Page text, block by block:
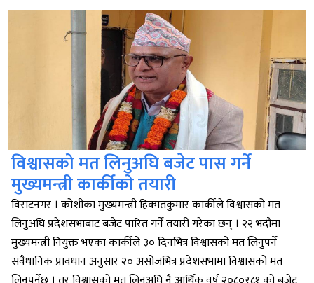
विश्वासको मत लिनुअघि बजेट पास गर्ने
मुख्यमन्त्री कार्कीको तयारी
विराटनगर । कोशीका मुख्यमन्त्री हिक्मतकुमार कार्कीले विश्वासको मत
लिनुअघि प्रदेशसभाबाट बजेट पारित गर्ने तयारी गरेका छन् । २२ भदौमा
मुख्यमन्त्री नियुक्त भएका कार्कीले ३० दिनभित्र विश्वासको मत लिनुपर्ने
संवैधानिक प्रावधान अनुसार २० असोजभित्र प्रदेशसभामा विश्वासको मत